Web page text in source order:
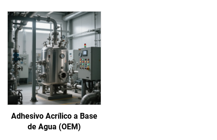
Adhesivo Acrílico a Base
de Agua (OEM)